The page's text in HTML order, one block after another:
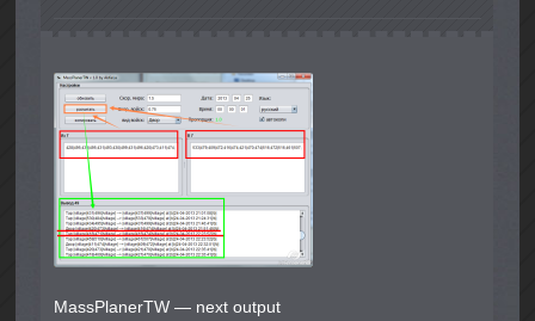
MassPlanerTW — next output